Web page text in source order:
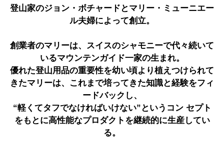
登山家のジョン・ボチャードとマリー・ミューニエー
ル夫婦によって創立。
創業者のマリーは、スイスのシャモニーで代々続いて
いるマウンテンガイド一家の生まれ。
優れた登山用品の重要性を幼い頃より植えつけられて
きたマリーは、これまで培ってきた知識と経験をフィ
ードバックし、
“軽くてタフでなければいけない”というコン セプト
をもとに高性能なプロダクトを継続的に生産してい
る。